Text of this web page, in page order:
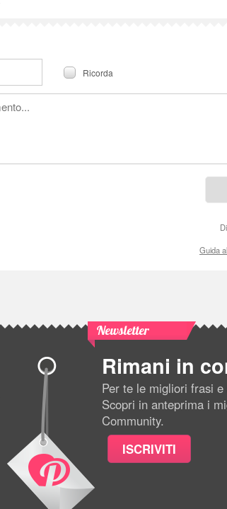
Ricorda
Guida
Newsletter
Rimani in
Per te le migliori frasi
Scopri in anteprima i
Community.
ISCRIVITI